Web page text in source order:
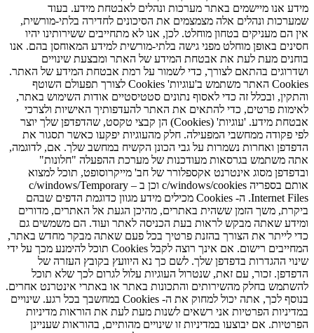
מידע אנו מיישמים באתר מערכות ונהלים לאבטחת מידע. בעוד
שמערכות ונהלים אלה מצמצמים את הסיכונים לחדירה בלתי-מורשית,
אין הם מעניקים בטחון מוחלט. לכן, אנו לא מתחייבים ששירותינו יהיו
חסינים באופן מוחלט מפני גישה בלתי-מורשית למידע המאוחסן בהם. אנו
בוחנים מעת לעת את אבטחת המידע של האתר ומבצעת שינויים
ושדרוגים בהתאם לצורך, כדי לשמור על רמת אבטחת המידע של האתר.
Cookies האתר משתמש ב'עוגיות' Cookies לצורך תפעולם השוטף
והתקין, ובכלל זה כדי לאסוף נתונים סטטיסטיים אודות השימוש באתר,
לאימות פרטים, כדי להתאים את האתר להעדפותיך האישיות ולצרכי
אבטחת מידע. 'עוגיות' (Cookies) הן קבצי טקסט, שהדפדפן שלך יוצר
לפי פקודה ממחשבי המפעילה. חלק מהעוגיות יפקעו כאשר תסגור את
הדפדפן ואחרות נשמרות על גבי הכונן הקשיח במחשב שלך. אם, לדוגמה,
אתה משתמש בגרסאות מעודכנות של מערכת ההפעלה "חלונות"
ובדפדפן מסוג אינטרנט אקספלורר של חב' מייקרוסופט, תוכל למצוא
אותם בספריה c/windows/cookies וכן ב – c/windows/Temporary
Internet Files. ה- Cookies מכילים מידע מגוון כדוגמת הדפים שבהם
ביקרת, משך הזמן ששהית באתרים, מהיכן הגעת אל האתרים, מדורים
ומידע שאתה מבקש לראות בעת הכניסה לאתר ועוד. הם משמשים גם
כדי לייתר את הצורך בהזנת פרטיך בכל פעם שאתה מבקר מחדש באתר,
המחייבים רישום. אם אינך רוצה לקבל Cookies תוכל להימנע מכך על ידי
שינוי ההגדרות בדפדפן שלך. לשם כך נא היוועץ בקובץ העזרה של
הדפדפן. זכור, עם זאת, שנטרול העוגיות עלול לגרום לכך שלא תוכל
להשתמש בחלק מהשירותים והתכונות באתר או באתרי אינטרנט אחרים.
בנוסף לכך, אתה יכול למחוק את ה- Cookies במחשבך בכל רגע. שינויים
במדיניות הפרטיות אני רשאים לשנות מעת לעת את הוראות מדיניות
הפרטיות. אם יבוצעו במדיניות זו שינויים מהותיים, בהוראות שעניינן